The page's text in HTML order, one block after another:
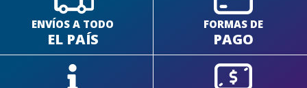
ENVÍOS A TODO
EL PAÍS
FORMAS DE
PAGO